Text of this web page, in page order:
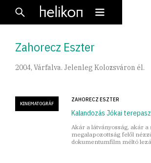
Zahorecz Eszter
2004, Várfalva. Jelenleg Kolozsváron él.
KINEMATOGRÁF
ZAHORECZ ESZTER
Kalandozás Jókai
Akár a látványosság, akár
megalapozottság felől
dokumentumfilm méltó